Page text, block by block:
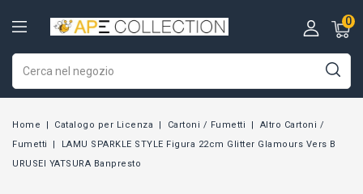
0
Home Catalogo per Licenza Cartoni / Fumetti
Altro Cartoni /
Fumetti
LAMU SPARKLE STYLE Figura 22cm Glitter Glamours Vers B
URUSEI YATSURA Banpresto